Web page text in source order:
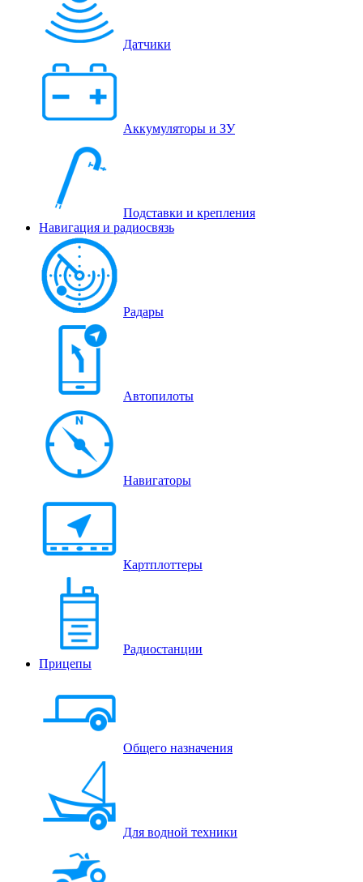
Датчики
Аккумуляторы и ЗУ
Подставки и крепления
Навигация и радиосвязь
Радары
Автопилоты
Навигаторы
Картплоттеры
Радиостанции
Прицепы
Общего назначения
Для водной техники